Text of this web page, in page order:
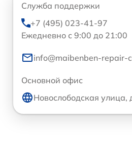
Служба поддержки
+7 (495) 023-41-97
Ежедневно с 9:00 до 21:00
info@maibenben-repair-
Основной офис
Новослободская улица,